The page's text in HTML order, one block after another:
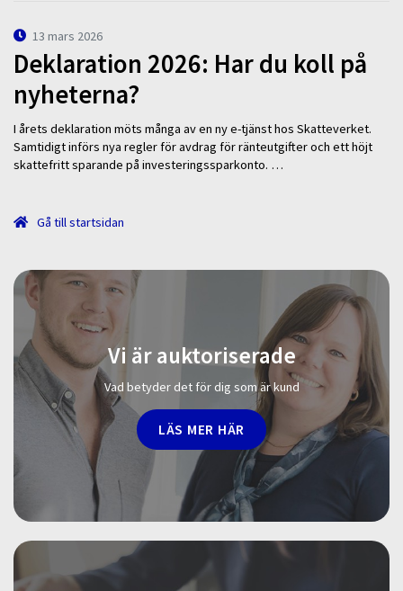
13 mars 2026
Deklaration 2026: Har du koll på
nyheterna?
I årets deklaration möts många av en ny e-tjänst hos Skatteverket.
Samtidigt införs nya regler för avdrag för ränteutgifter och ett höjt
skattefritt sparande på investeringssparkonto. …
Gå till startsidan
Vi är auktoriserade
Vad betyder det för dig som är kund
LÄS MER HÄR